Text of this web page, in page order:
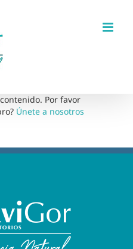
Por favor
Únete a nosotros